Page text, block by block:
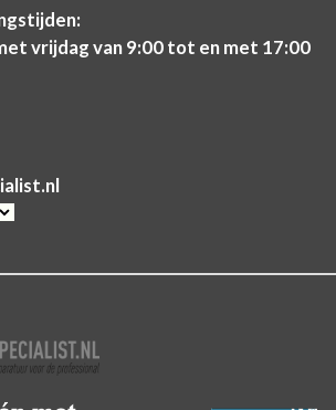
vrijdag van 9:00 tot en met 17:00